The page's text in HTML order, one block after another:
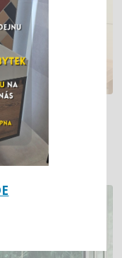
LINKA